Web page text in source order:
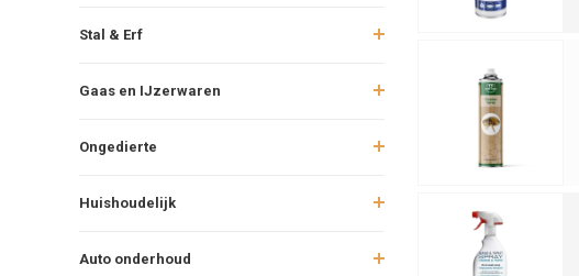
Stal & Erf
Gaas en IJzerwaren
Ongedierte
Huishoudelijk
Auto onderhoud